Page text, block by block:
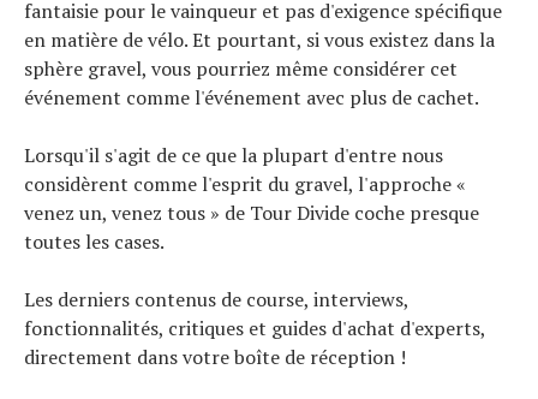
fantaisie pour le vainqueur et pas d'exigence spécifique
en matière de vélo. Et pourtant, si vous existez dans la
sphère gravel, vous pourriez même considérer cet
événement comme l'événement avec plus de cachet.
Lorsqu'il s'agit de ce que la plupart d'entre nous
considèrent comme l'esprit du gravel, l'approche «
venez un, venez tous » de Tour Divide coche presque
toutes les cases.
Les derniers contenus de course, interviews,
fonctionnalités, critiques et guides d'achat d'experts,
directement dans votre boîte de réception !